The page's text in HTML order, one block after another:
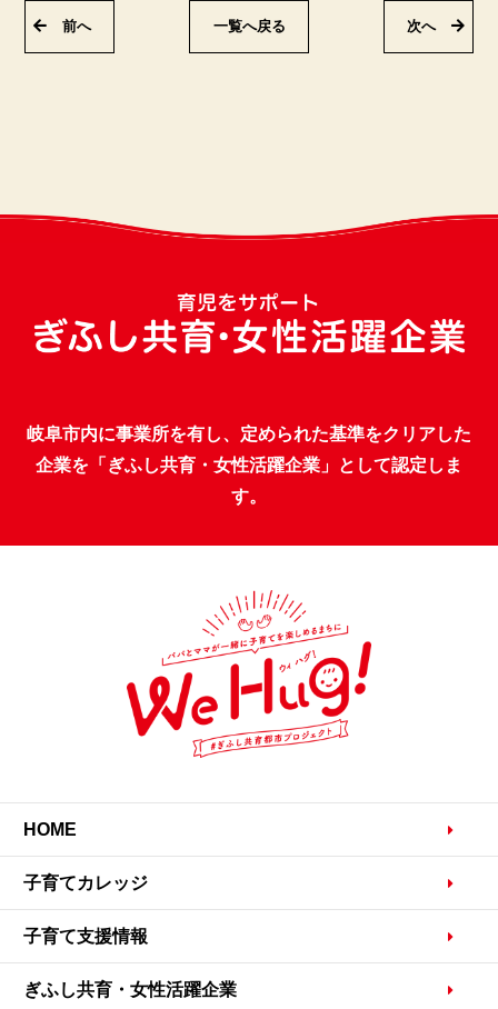
次へ
一覧へ戻る
前へ
岐阜市内に事業所を有し、定められた基準をクリアした
企業を「ぎふし共育・女性活躍企業」として認定しま
す。
HOME
子育てカレッジ
子育て支援情報
ぎふし共育・女性活躍企業